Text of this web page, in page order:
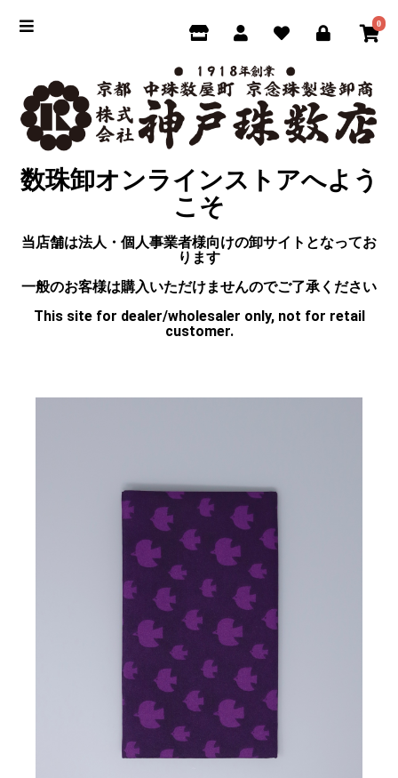
0
数珠卸オンラインストアへよう
こそ
当店舗は法人・個人事業者様向けの卸サイトとなってお
ります
一般のお客様は購入いただけませんのでご了承ください
This site for dealer/wholesaler only, not for retail
customer.